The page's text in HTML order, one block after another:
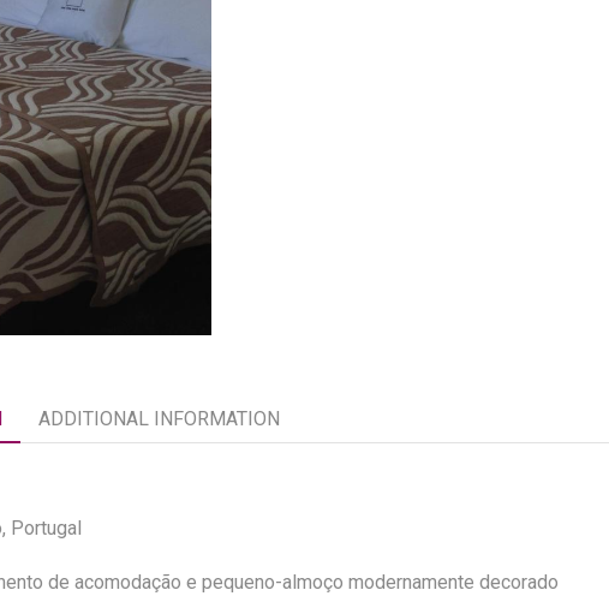
ADDITIONAL INFORMATION
Portugal
de acomodação e pequeno-almoço modernamente decorado